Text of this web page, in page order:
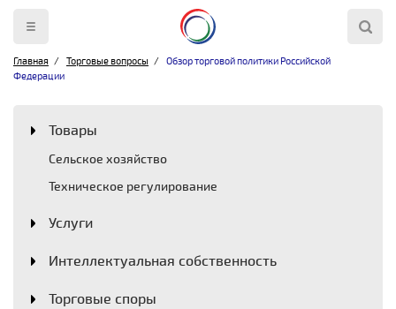
Главная Торговые вопросы
Обзор торговой политики Российской
Федерации
Товары
Сельское хозяйство
Техническое регулирование
Услуги
Интеллектуальная собственность
Торговые споры